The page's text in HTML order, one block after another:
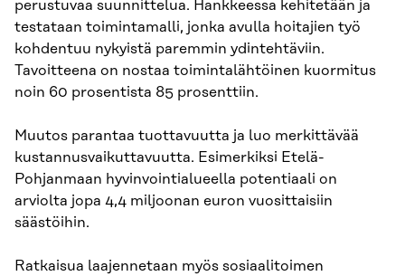
perustuvaa suunnittelua. Hankkeessa kehitetään ja
testataan toimintamalli, jonka avulla hoitajien työ
kohdentuu nykyistä paremmin ydintehtäviin.
Tavoitteena on nostaa toimintalähtöinen kuormitus
noin 60 prosentista 85 prosenttiin.
Muutos parantaa tuottavuutta ja luo merkittävää
kustannusvaikuttavuutta. Esimerkiksi Etelä-
Pohjanmaan hyvinvointialueella potentiaali on
arviolta jopa 4,4 miljoonan euron vuosittaisiin
säästöihin.
Ratkaisua laajennetaan myös sosiaalitoimen